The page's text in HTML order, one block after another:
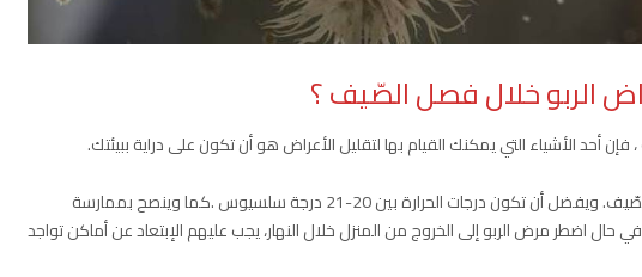
الربو خلال فصل الصّيف ؟
فإن أحد الأشياء التي يمكنك القيام بها لتقليل الأعراض هو أن تكون على دراية ببيئتك.
نوصي عادةً في محاولة البقاء في الداخل خلال الصّيف. ويفضل أن تكون درجات الحرارة بين 20-21 درجة سلسيوس .كما وينصح بممارسة
حال اضطر مرض الربو إلى الخروج من المنزل خلال النهار، يجب عليهم الإبتعاد عن أماكن تواجد